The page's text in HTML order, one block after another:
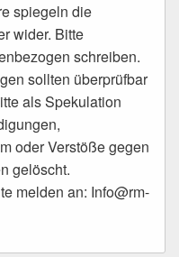
spiegeln die
wider. Bitte
schreiben.
sollten überprüfbar
als Spekulation
oder Verstöße gegen
gelöscht.
melden an: Info@rm-